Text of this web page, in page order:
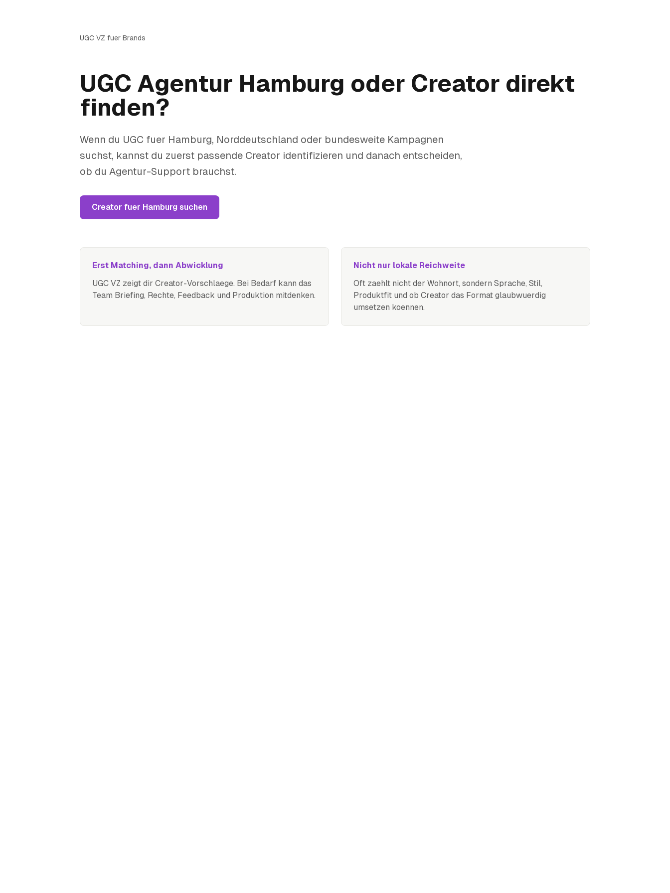
UGC VZ fuer Brands
UGC Agentur Hamburg oder Creator direkt
finden?
Wenn du UGC fuer Hamburg, Norddeutschland oder bundesweite Kampagnen
suchst, kannst du zuerst passende Creator identifizieren und danach entscheiden,
ob du Agentur-Support brauchst.
Creator fuer Hamburg suchen
Erst Matching, dann Abwicklung
UGC VZ zeigt dir Creator-Vorschlaege. Bei Bedarf kann das
Team Briefing, Rechte, Feedback und Produktion mitdenken.
Nicht nur lokale Reichweite
Oft zaehlt nicht der Wohnort, sondern Sprache, Stil,
Produktfit und ob Creator das Format glaubwuerdig
umsetzen koennen.